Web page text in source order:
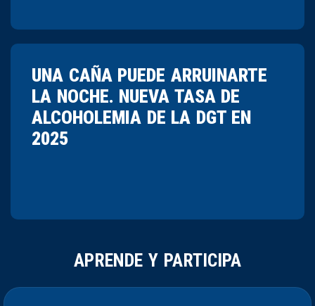
UNA CAÑA PUEDE ARRUINARTE
LA NOCHE. NUEVA TASA DE
ALCOHOLEMIA DE LA DGT EN
2025
APRENDE Y PARTICIPA